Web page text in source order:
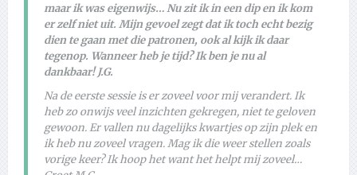
maar ik was eigenwijs… Nu zit ik in een dip en ik kom
er zelf niet uit. Mijn gevoel zegt dat ik toch echt bezig
dien te gaan met die patronen, ook al kijk ik daar
tegenop. Wanneer heb je tijd? Ik ben je nu al
dankbaar! J.G.
Na de eerste sessie is er zoveel voor mij verandert. Ik
heb zo onwijs veel inzichten gekregen, niet te geloven
gewoon. Er vallen nu dagelijks kwartjes op zijn plek en
ik heb nu zoveel vragen. Mag ik die weer stellen zoals
vorige keer? Ik hoop het want het helpt mij zoveel…